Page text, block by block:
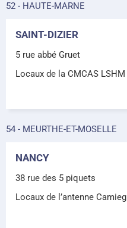
52 - HAUTE-MARNE
SAINT-DIZIER
5 rue abbé Gruet
Locaux de la CMCAS LSHM
54 - MEURTHE-ET-MOSELLE
NANCY
38 rue des 5 piquets
Locaux de l’antenne Camieg